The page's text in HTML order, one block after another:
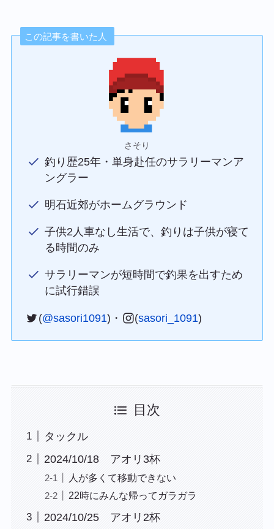
この記事を書いた人
さそり
釣り歴25年・単身赴任のサラリーマンア
ングラー
明石近郊がホームグラウンド
子供2人車なし生活で、釣りは子供が寝て
る時間のみ
サラリーマンが短時間で釣果を出すため
に試行錯誤
(@sasori1091)・ (sasori_1091)
目次
タックル
2024/10/18 アオリ3杯
人が多くて移動できない
22時にみんな帰ってガラガラ
2024/10/25 アオリ2杯